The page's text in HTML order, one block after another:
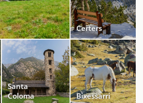
Certers
Santa
Coloma
Bixessarri